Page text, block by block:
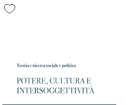
Aggiungi alla lista desideri